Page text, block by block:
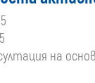
на